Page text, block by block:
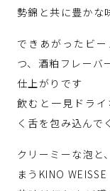
勢錦と共に豊かな
できあがったビ
つ、酒粕フレーバ
仕上がりです
飲むと一見ドラ
く舌を包み込んで
クリーミーな泡と
まうKINO WEISSE